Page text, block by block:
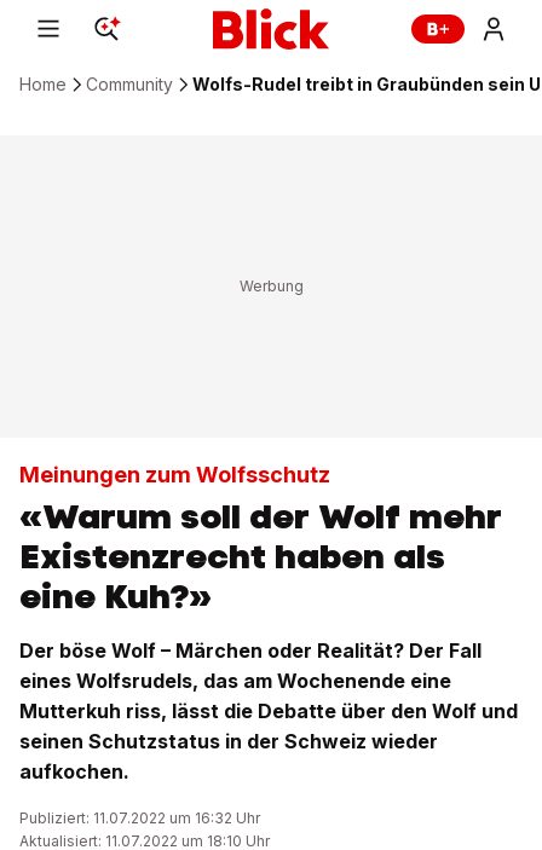
Home Community Wolfs-Rudel treibt in Graubünden sein
Meinungen zum Wolfsschutz
«Warum soll der Wolf mehr
Existenzrecht haben als
eine Kuh?»
Der böse Wolf – Märchen oder Realität? Der Fall
eines Wolfsrudels, das am Wochenende eine
Mutterkuh riss, lässt die Debatte über den Wolf und
seinen Schutzstatus in der Schweiz wieder
aufkochen.
Publiziert: 11.07.2022 um 16:32 Uhr
Aktualisiert: 11.07.2022 um 18:10 Uhr